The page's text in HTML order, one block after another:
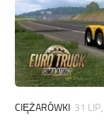
CIĘŻARÓWKI 31